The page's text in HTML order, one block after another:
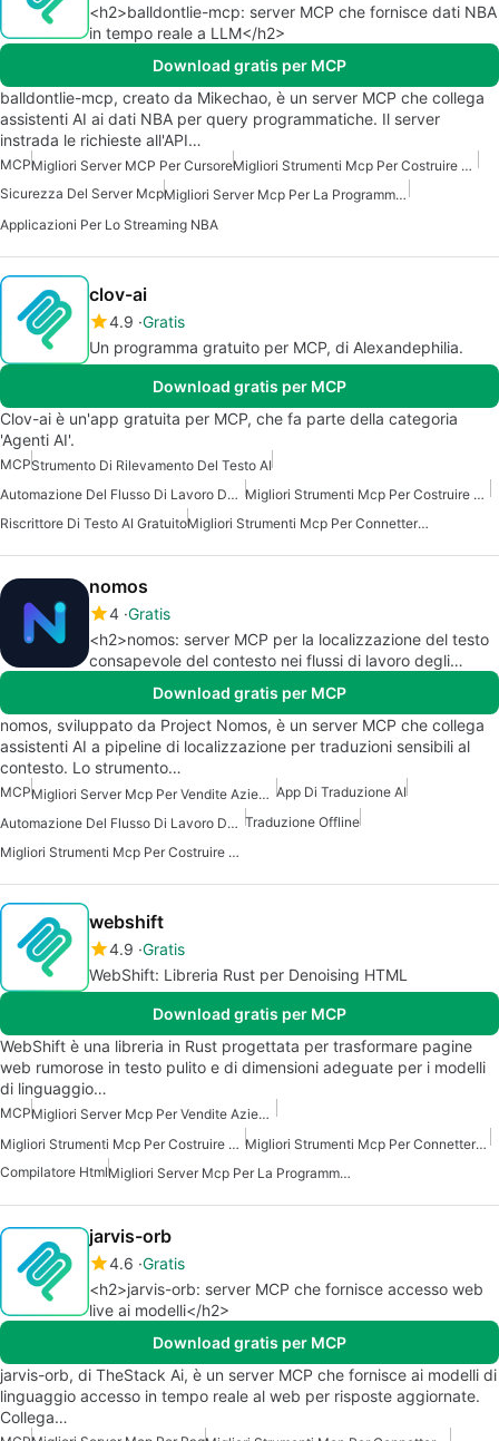
<h2>balldontlie-mcp: server MCP che fornisce dati NBA
in tempo reale a LLM</h2>
Download gratis per MCP
balldontlie-mcp, creato da Mikechao, è un server MCP che collega
assistenti AI ai dati NBA per query programmatiche. Il server
instrada le richieste all'API…
MCPMigliori Server MCP Per Cursore
Migliori Strumenti Mcp Per Costruire Agenti Ai
Sicurezza Del Server Mcp
Migliori Server Mcp Per La Programmazione
Applicazioni Per Lo Streaming NBA
clov-ai
4.9 Gratis
Un programma gratuito per MCP, di Alexandephilia.
Download gratis per MCP
Clov-ai è un'app gratuita per MCP, che fa parte della categoria
'Agenti AI'.
MCPStrumento Di Rilevamento Del Testo AI
Automazione Del Flusso Di Lavoro Del Server Mcp
Migliori Strumenti Mcp Per Costruire Agenti Ai
Riscrittore Di Testo AI Gratuito
Migliori Strumenti Mcp Per Connettersi Ai Dati
nomos
4 Gratis
<h2>nomos: server MCP per la localizzazione del testo
consapevole del contesto nei flussi di lavoro degli
Download gratis per MCP
nomos, sviluppato da Project Nomos, è un server MCP che collega
assistenti AI a pipeline di localizzazione per traduzioni sensibili al
contesto. Lo strumento…
MCP Migliori Server Mcp Per Vendite Aziendali Marketing App Di Traduzione AI
Automazione Del Flusso Di Lavoro Del Server Mcp Traduzione Offline
Migliori Strumenti Mcp Per Costruire Agenti Ai
webshift
4.9 Gratis
WebShift: Libreria Rust per Denoising HTML
Download gratis per MCP
WebShift è una libreria in Rust progettata per trasformare pagine
web rumorose in testo pulito e di dimensioni adeguate per i modelli
di linguaggio…
MCP
Migliori Server Mcp Per Vendite Aziendali Marketing
Migliori Strumenti Mcp Per Costruire Agenti Ai
Migliori Strumenti Mcp Per Connettersi Ai Dati
Compilatore Html
Migliori Server Mcp Per La Programmazione
jarvis-orb
4.6 Gratis
<h2>jarvis-orb: server MCP che fornisce accesso web
live ai modelli</h2>
Download gratis per MCP
jarvis-orb, di TheStack Ai, è un server MCP che fornisce ai modelli di
linguaggio accesso in tempo reale al web per risposte aggiornate.
Collega…